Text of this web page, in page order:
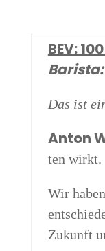
BEV:
Baris­ta:
Das ist
Anton
ten wirkt.
Wir
Zukunft